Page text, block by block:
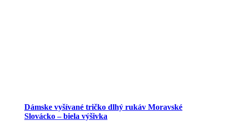
Dámske vyšívané tričko dlhý rukáv Moravské
Slovácko – biela výšivka